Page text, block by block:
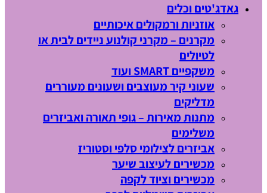
גאדג'טים וכלים
אוזניות ורמקולים איכותיים
מקרנים – מקרני קולנוע ניידים לבית או
לטיולים
משקפיים SMART ועוד
שעוני קיר מעוצבים ושעונים מעוררים
מדליקים
מתנות מאירות – גופי תאורה ואביזרים
משלימים
אביזרים לצילומי סלפי וסטוריז
מכשירים לעיצוב שיער
מכשירים וציוד לקפה